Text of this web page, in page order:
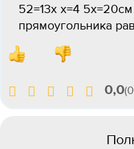
52=13х х=4
прямоугольника
0,0